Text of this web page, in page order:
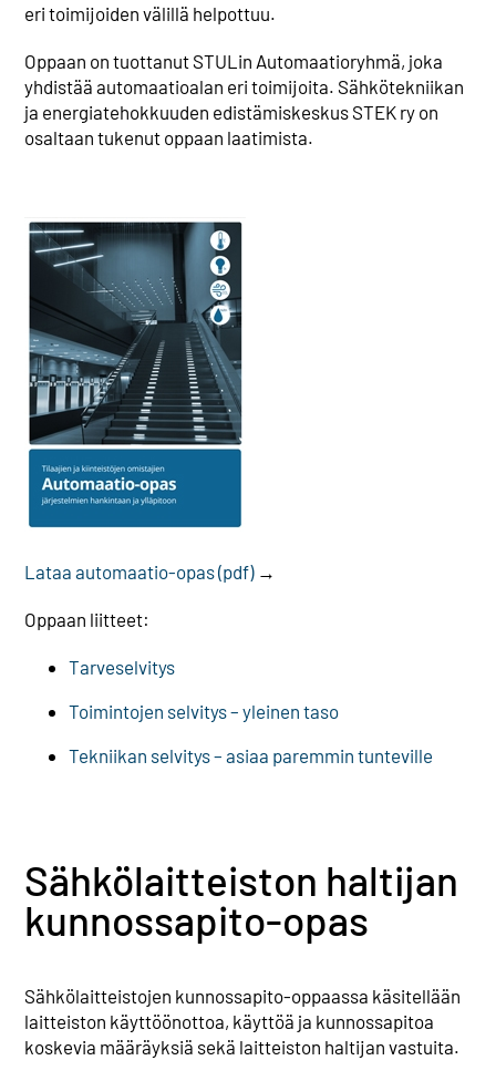
eri toimijoiden välillä helpottuu.
Oppaan on tuottanut STULin Automaatioryhmä, joka
yhdistää automaatioalan eri toimijoita. Sähkötekniikan
ja energiatehokkuuden edistämiskeskus STEK ry on
osaltaan tukenut oppaan laatimista.
Lataa automaatio-opas (pdf)→
Oppaan liitteet:
Tarveselvitys
Toimintojen selvitys – yleinen taso
Tekniikan selvitys – asiaa paremmin tunteville
Sähkölaitteiston haltijan
kunnossapito-opas
Sähkölaitteistojen kunnossapito-oppaassa käsitellään
laitteiston käyttöönottoa, käyttöä ja kunnossapitoa
koskevia määräyksiä sekä laitteiston haltijan vastuita.